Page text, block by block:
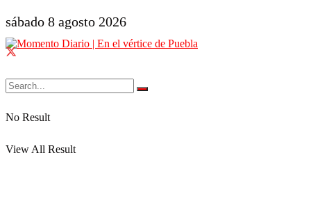
sábado 8 agosto 2026
No Result
View All Result